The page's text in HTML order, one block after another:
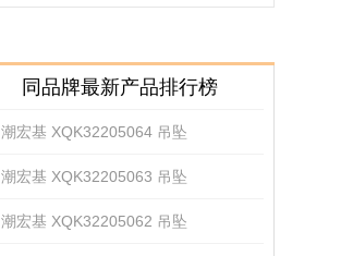
同品牌最新产品排行榜
潮宏基 XQK32205064 吊坠
潮宏基 XQK32205063 吊坠
潮宏基 XQK32205062 吊坠